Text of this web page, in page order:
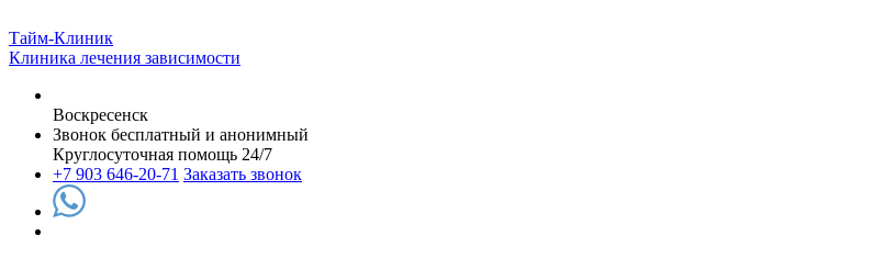
Тайм-Клиник
Клиника лечения зависимости
Воскресенск
Звонок бесплатный и анонимный
Круглосуточная помощь 24/7
+7 903 646-20-71 Заказать звонок